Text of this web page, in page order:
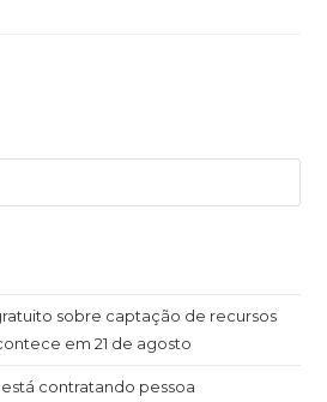
sobre captação de recursos
em 21 de agosto
contratando pessoa